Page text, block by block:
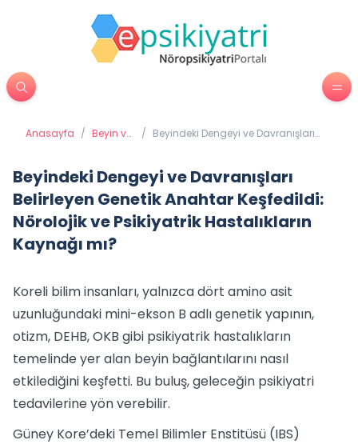
Anasayfa / Beyin ve
/ Beyindeki Dengeyi ve Davranışları
Kaynağı mı?
Beyindeki Dengeyi ve Davranışları
Belirleyen Genetik Anahtar Keşfedildi:
Nörolojik ve Psikiyatrik Hastalıkların
Kaynağı mı?
Koreli bilim insanları, yalnızca dört amino asit
uzunluğundaki mini-ekson B adlı genetik yapının,
otizm, DEHB, OKB gibi psikiyatrik hastalıkların
temelinde yer alan beyin bağlantılarını nasıl
etkilediğini keşfetti. Bu buluş, geleceğin psikiyatri
tedavilerine yön verebilir.
Güney Kore’deki Temel Bilimler Enstitüsü (IBS)